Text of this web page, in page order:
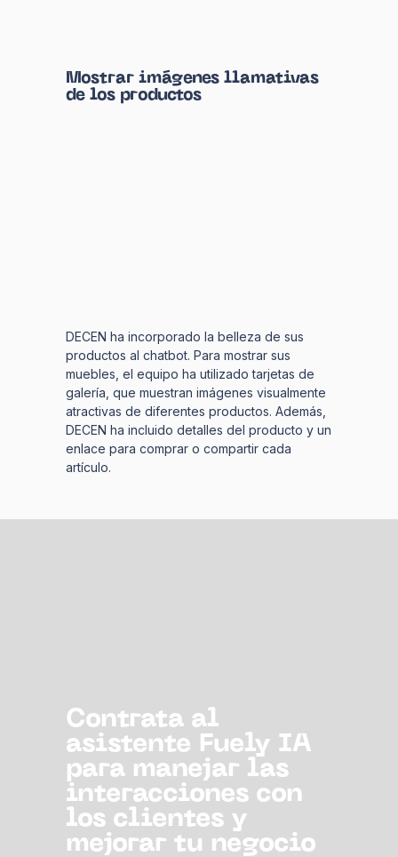
DECEN ha incorporado la belleza de sus
productos al chatbot. Para mostrar sus
muebles, el equipo ha utilizado tarjetas de
galería, que muestran imágenes visualmente
atractivas de diferentes productos. Además,
DECEN ha incluido detalles del producto y un
enlace para comprar o compartir cada
artículo.
Mostrar imágenes llamativas
de los productos
Contrata al
asistente Fuely IA
para manejar las
interacciones con
los clientes y
mejorar tu negocio